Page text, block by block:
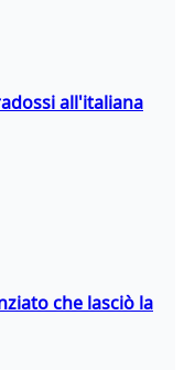
all'italiana
che lasciò la